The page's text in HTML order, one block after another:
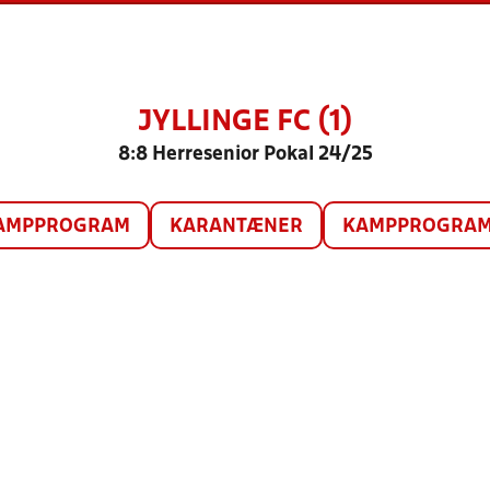
JYLLINGE FC (1)
8:8 Herresenior Pokal 24/25
KARANTÆNER